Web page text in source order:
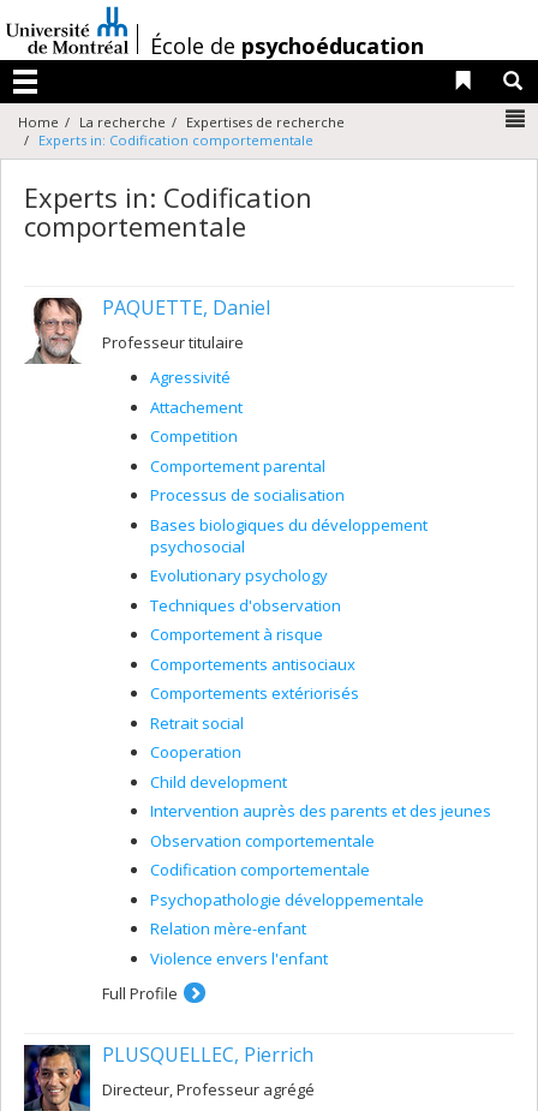
au
contenu
/École de psychoéducation
Menu
Liens
Home La recherche
Expertises de recherche
Experts in: Codification comportementale
Experts in: Codification
comportementale
PAQUETTE, Daniel
Professeur titulaire
Agressivité
Attachement
Competition
Comportement parental
Processus de socialisation
Bases biologiques du développement
psychosocial
Evolutionary psychology
Techniques d'observation
Comportement à risque
Comportements antisociaux
Comportements extériorisés
Retrait social
Cooperation
Child development
Intervention auprès des parents et des jeunes
Observation comportementale
Codification comportementale
Psychopathologie développementale
Relation mère-enfant
Violence envers l'enfant
Full Profile
PLUSQUELLEC, Pierrich
Directeur, Professeur agrégé